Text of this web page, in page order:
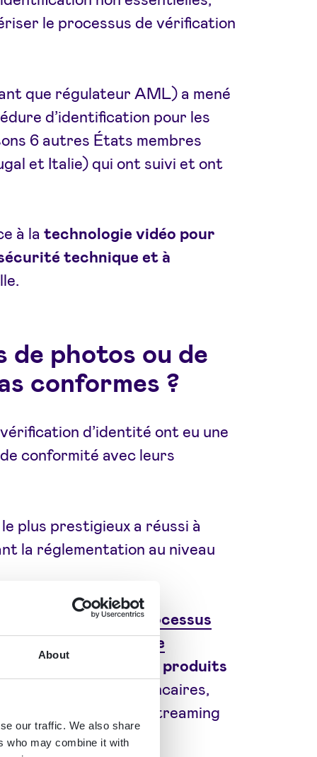
About
our traffic. We also share
who may combine it with
le processus de vérification
que régulateur AML) a mené
d’identification pour les
6 autres États membres
et Italie) qui ont suivi et ont
à latechnologie vidéo pour
technique et à
de photos ou de
conformes ?
d’identité ont eu une
conformité avec leurs
plus prestigieux a réussi à
la réglementation au niveau
cas, pour unprocessus
photos ne respecte
AML5 d’achat de produits
nouveaux comptes bancaires,
où la technologie de streaming